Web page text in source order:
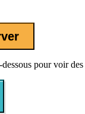
pour voir des